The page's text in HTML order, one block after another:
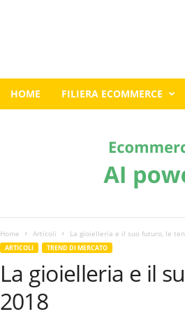
HOME FILIERA ECOMMERCE
Home Articoli La gioielleria e il suo futuro, le
ARTICOLI TREND DI MERCATO
La gioielleria e il
2018